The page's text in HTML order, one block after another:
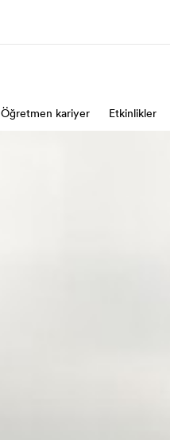
Hakkımızda
Öğretmen kariyer Etkinlikler